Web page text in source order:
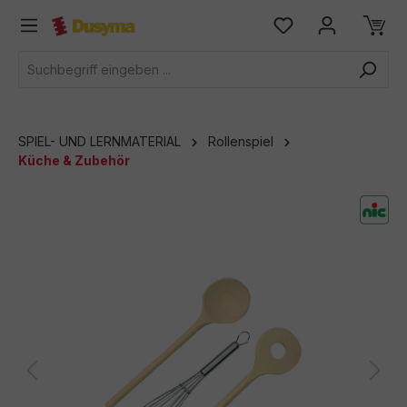
springen
SPIEL- UND LERNMATERIAL
Rollenspiel
Küche & Zubehör